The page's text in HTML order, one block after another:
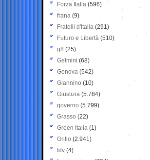
Forza Italia (596)
frana (9)
Fratelli d'Italia (291)
Futuro e Libertà (510)
g8 (25)
Gelmini (68)
Genova (542)
Giannino (10)
Giustizia (5.784)
governo (5.799)
Grasso (22)
Green Italia (1)
Grillo (2.941)
Idv (4)